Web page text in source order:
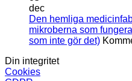
dec
Den hemliga
mikroberna som
som inte gör det)
Din integritet
Cookies